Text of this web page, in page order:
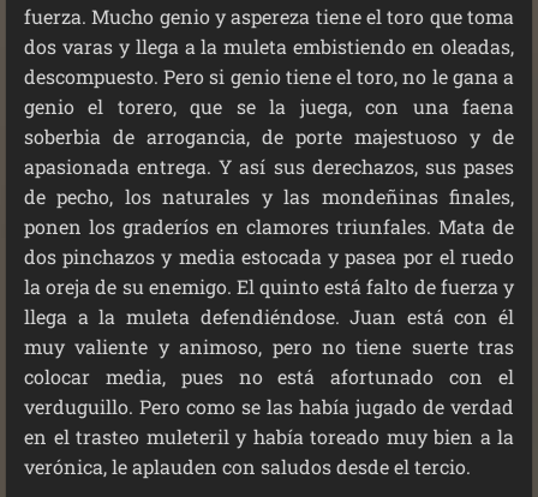
fuerza. Mucho genio y aspereza tiene el toro que toma
dos varas y llega a la muleta embistiendo en oleadas,
descompuesto. Pero si genio tiene el toro, no le gana a
genio el torero, que se la juega, con una faena
soberbia de arrogancia, de porte majestuoso y de
apasionada entrega. Y así sus derechazos, sus pases
de pecho, los naturales y las mondeñinas finales,
ponen los graderíos en clamores triunfales. Mata de
dos pinchazos y media estocada y pasea por el ruedo
la oreja de su enemigo. El quinto está falto de fuerza y
llega a la muleta defendiéndose. Juan está con él
muy valiente y animoso, pero no tiene suerte tras
colocar media, pues no está afortunado con el
verduguillo. Pero como se las había jugado de verdad
en el trasteo muleteril y había toreado muy bien a la
verónica, le aplauden con saludos desde el tercio.